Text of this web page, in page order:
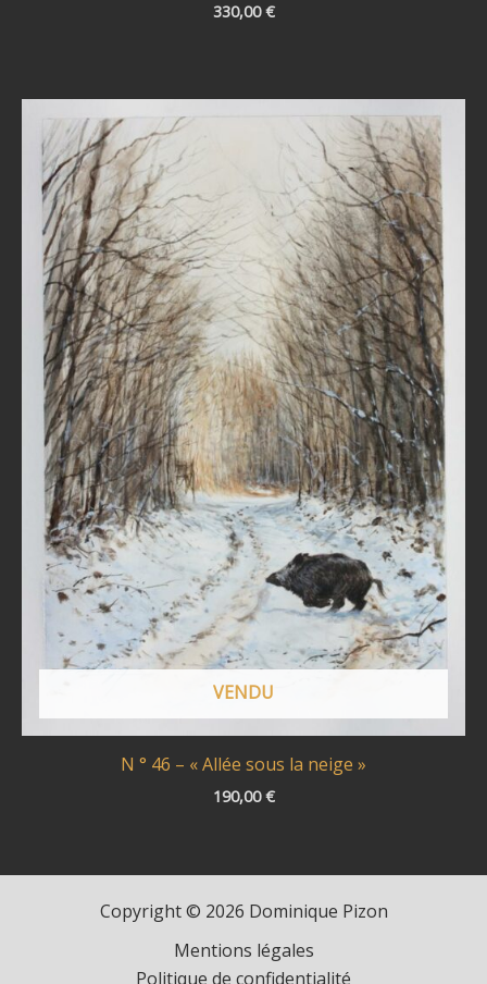
330,00€
VENDU
N ° 46 – « Allée sous la neige »
190,00€
Copyright © 2026 Dominique Pizon
Mentions légales
Politique de confidentialité